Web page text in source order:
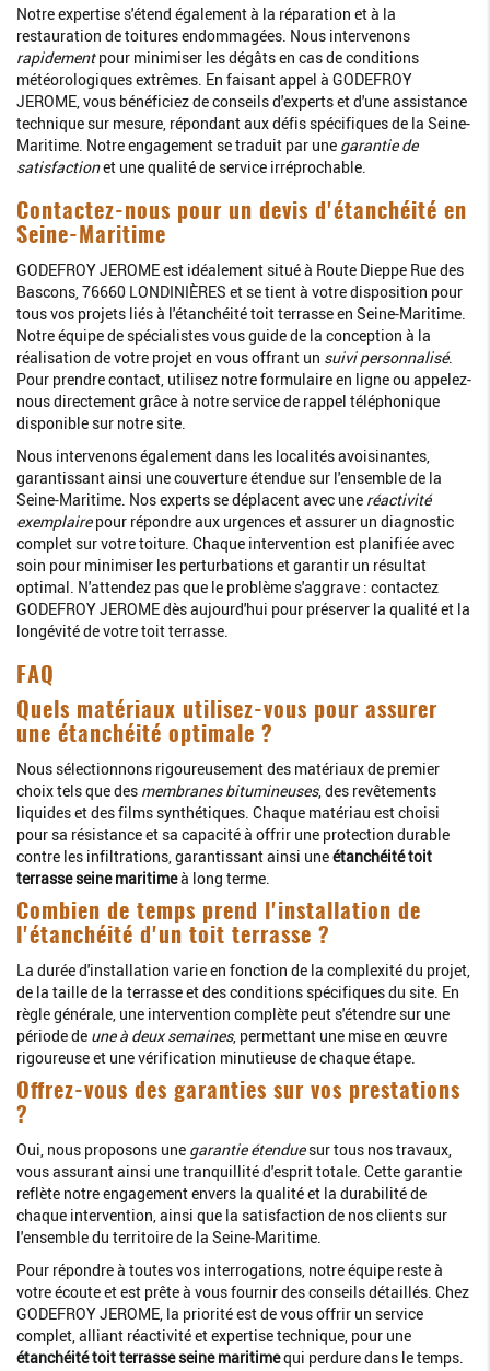
Notre expertise s'étend également à la réparation et à la
restauration de toitures endommagées. Nous intervenons
rapidementpour minimiser les dégâts en cas de conditions
météorologiques extrêmes. En faisant appel à GODEFROY
JEROME, vous bénéficiez de conseils d'experts et d'une assistance
technique sur mesure, répondant aux défis spécifiques de la Seine-
Maritime. Notre engagement se traduit par une garantie de
satisfactionet une qualité de service irréprochable.
Contactez-nous pour un devis d'étanchéité en
Seine-Maritime
GODEFROY JEROME est idéalement situé à Route Dieppe Rue des
Bascons, 76660 LONDINIÈRES et se tient à votre disposition pour
tous vos projets liés à l'étanchéité toit terrasse en Seine-Maritime.
Notre équipe de spécialistes vous guide de la conception à la
réalisation de votre projet en vous offrant un suivi personnalisé.
Pour prendre contact, utilisez notre formulaire en ligne ou appelez-
nous directement grâce à notre service de rappel téléphonique
disponible sur notre site.
Nous intervenons également dans les localités avoisinantes,
garantissant ainsi une couverture étendue sur l'ensemble de la
Seine-Maritime. Nos experts se déplacent avec une réactivité
exemplairepour répondre aux urgences et assurer un diagnostic
complet sur votre toiture. Chaque intervention est planifiée avec
soin pour minimiser les perturbations et garantir un résultat
optimal. N'attendez pas que le problème s'aggrave : contactez
GODEFROY JEROME dès aujourd'hui pour préserver la qualité et la
longévité de votre toit terrasse.
FAQ
Quels matériaux utilisez-vous pour assurer
une étanchéité optimale ?
Nous sélectionnons rigoureusement des matériaux de premier
choix tels que des membranes bitumineuses, des revêtements
liquides et des films synthétiques. Chaque matériau est choisi
pour sa résistance et sa capacité à offrir une protection durable
contre les infiltrations, garantissant ainsi uneétanchéité toit
terrasse seine maritimeà long terme.
Combien de temps prend l'installation de
l'étanchéité d'un toit terrasse ?
La durée d'installation varie en fonction de la complexité du projet,
de la taille de la terrasse et des conditions spécifiques du site. En
règle générale, une intervention complète peut s'étendre sur une
période de une à deux semaines, permettant une mise en œuvre
rigoureuse et une vérification minutieuse de chaque étape.
Offrez-vous des garanties sur vos prestations
?
Oui, nous proposons une garantie étenduesur tous nos travaux,
vous assurant ainsi une tranquillité d'esprit totale. Cette garantie
reflète notre engagement envers la qualité et la durabilité de
chaque intervention, ainsi que la satisfaction de nos clients sur
l'ensemble du territoire de la Seine-Maritime.
Pour répondre à toutes vos interrogations, notre équipe reste à
votre écoute et est prête à vous fournir des conseils détaillés. Chez
GODEFROY JEROME, la priorité est de vous offrir un service
complet, alliant réactivité et expertise technique, pour une
étanchéité toit terrasse seine maritimequi perdure dans le temps.